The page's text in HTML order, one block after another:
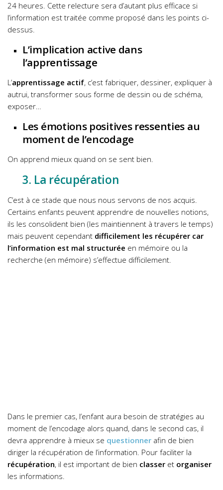
24 heures. Cette relecture sera d’autant plus efficace si
l’information est traitée comme proposé dans les points ci-
dessus.
L’implication active dans
l’apprentissage
L’apprentissage actif, c’est fabriquer, dessiner, expliquer à
autrui, transformer sous forme de dessin ou de schéma,
exposer…
Les émotions positives ressenties au
moment de l’encodage
On apprend mieux quand on se sent bien.
3. La récupération
C’est à ce stade que nous nous servons de nos acquis.
Certains enfants peuvent apprendre de nouvelles notions,
ils les consolident bien (les maintiennent à travers le temps)
mais peuvent cependant difficilement les récupérer car
l’information est mal structurée en mémoire ou la
recherche (en mémoire) s’effectue difficilement.
Dans le premier cas, l’enfant aura besoin de stratégies au
moment de l’encodage alors quand, dans le second cas, il
devra apprendre à mieux se questionner afin de bien
diriger la récupération de l’information. Pour faciliter la
récupération, il est important de bien classer et organiser
les informations.